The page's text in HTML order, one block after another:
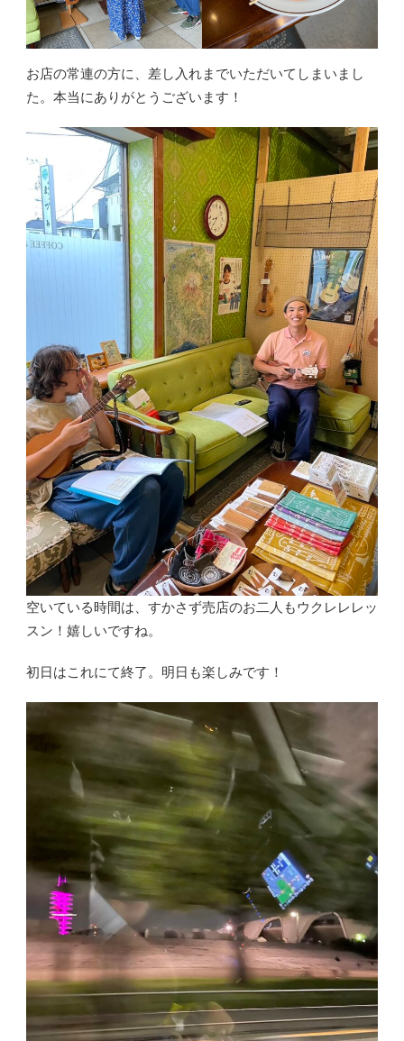
お店の常連の方に、差し入れまでいただいてしまいまし
た。本当にありがとうございます！
空いている時間は、すかさず売店のお二人もウクレレレッ
スン！嬉しいですね。
初日はこれにて終了。明日も楽しみです！